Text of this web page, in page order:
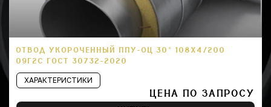
ОТВОД УКОРОЧЕННЫЙ ППУ-ОЦ 30° 108Х4/200
09Г2С ГОСТ 30732-2020
ХАРАКТЕРИСТИКИ
ЦЕНА ПО ЗАПРОСУ